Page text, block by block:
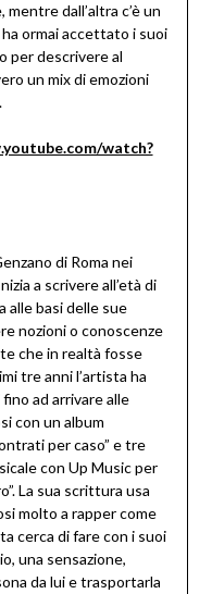
dall’altra c’è un
ormai accettato i suoi
per descrivere al
un mix di emozioni
watch?
di Roma nei
a scrivere all’età di
alle basi delle sue
nozioni o conoscenze
che in realtà fosse
tre anni l’artista ha
ad arrivare alle
con un album
per caso” e tre
con Up Music per
La sua scrittura usa
molto a rapper come
cerca di fare con i suoi
una sensazione,
da lui e trasportarla